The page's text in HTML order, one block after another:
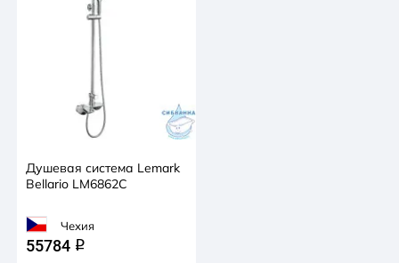
Душевая система Lemark
Bellario LM6862C
Чехия
55784 q